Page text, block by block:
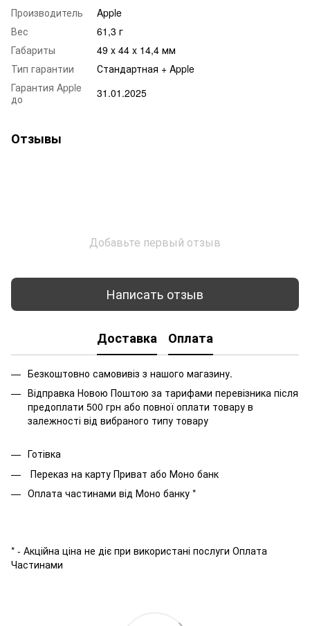
Производитель
Apple
Вес
61,3 г
Габариты
49 x 44 x 14,4 мм
Тип гарантии
Стандартная + Apple
Гарантия Apple
до
31.01.2025
Отзывы
Добавьте первый отзыв
Написать отзыв
Доставка Оплата
Безкоштовно самовивіз з нашого магазину.
Відправка Новою Поштою за тарифами перевізника після
предоплати 500 грн або повної оплати товару в
залежності від вибраного типу товару
Готівка
Переказ на карту Приват або Моно банк
Оплата частинами від Моно банку *
* - Акційна ціна не діє при використані послуги Оплата
Частинами